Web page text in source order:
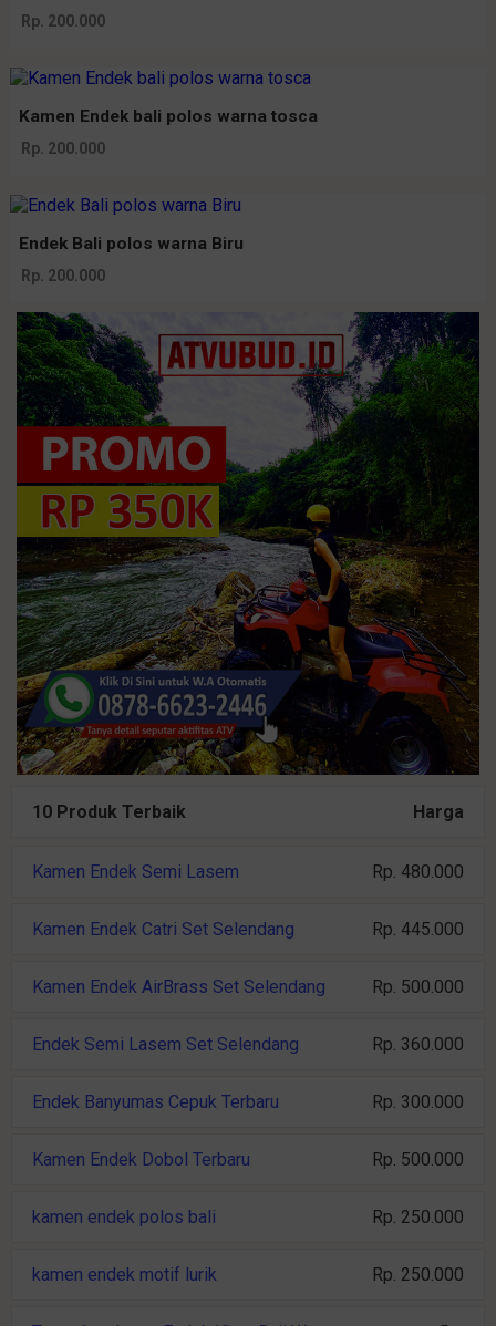
Rp. 200.000
Kamen Endek bali polos warna tosca
Rp. 200.000
Endek Bali polos warna Biru
Rp. 200.000
10 Produk Terbaik Harga
Kamen Endek Semi Lasem Rp. 480.000
Kamen Endek Catri Set Selendang Rp. 445.000
Kamen Endek AirBrass Set Selendang Rp. 500.000
Endek Semi Lasem Set Selendang Rp. 360.000
Endek Banyumas Cepuk Terbaru Rp. 300.000
Kamen Endek Dobol Terbaru Rp. 500.000
kamen endek polos bali Rp. 250.000
kamen endek motif lurik Rp. 250.000